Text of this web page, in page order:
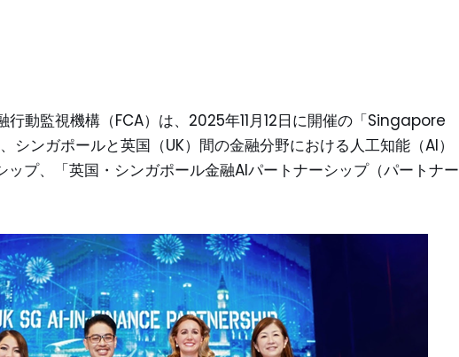
行動監視機構（FCA）は、2025年11月12日に開催の「Singapore
ンガポールと英国（UK）間の金融分野における人工知能（AI）
プ、「英国・シンガポール金融AIパートナーシップ（パートナー